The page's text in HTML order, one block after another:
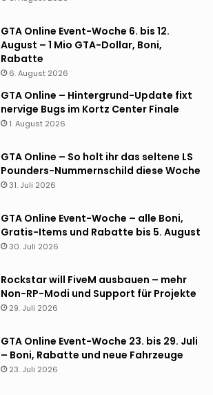
GTA Online Event-Woche 6. bis 12.
August – 1 Mio GTA-Dollar, Boni,
Rabatte
6. August 2026
GTA Online – Hintergrund-Update fixt
nervige Bugs im Kortz Center Finale
1. August 2026
GTA Online – So holt ihr das seltene LS
Pounders-Nummernschild diese Woche
31. Juli 2026
GTA Online Event-Woche – alle Boni,
Gratis-Items und Rabatte bis 5. August
30. Juli 2026
Rockstar will FiveM ausbauen – mehr
Non-RP-Modi und Support für Projekte
29. Juli 2026
GTA Online Event-Woche 23. bis 29. Juli
– Boni, Rabatte und neue Fahrzeuge
23. Juli 2026